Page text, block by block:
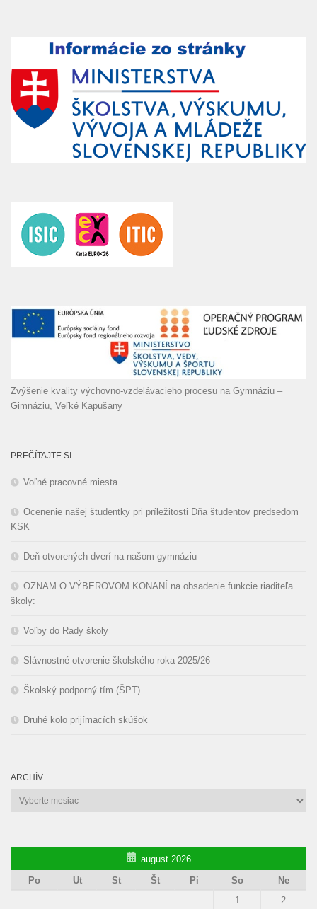
Zvýšenie kvality výchovno-vzdelávacieho procesu na Gymnáziu –
Gimnáziu, Veľké Kapušany
PREČÍTAJTE SI
Voľné pracovné miesta
Ocenenie našej študentky pri príležitosti Dňa študentov predsedom
KSK
Deň otvorených dverí na našom gymnáziu
OZNAM O VÝBEROVOM KONANÍ na obsadenie funkcie riaditeľa
školy:
Voľby do Rady školy
Slávnostné otvorenie školského roka 2025/26
Školský podporný tím (ŠPT)
Druhé kolo prijímacích skúšok
ARCHÍV
Archív
august 2026
Po
Ut St Št Pi So
Ne
1
2